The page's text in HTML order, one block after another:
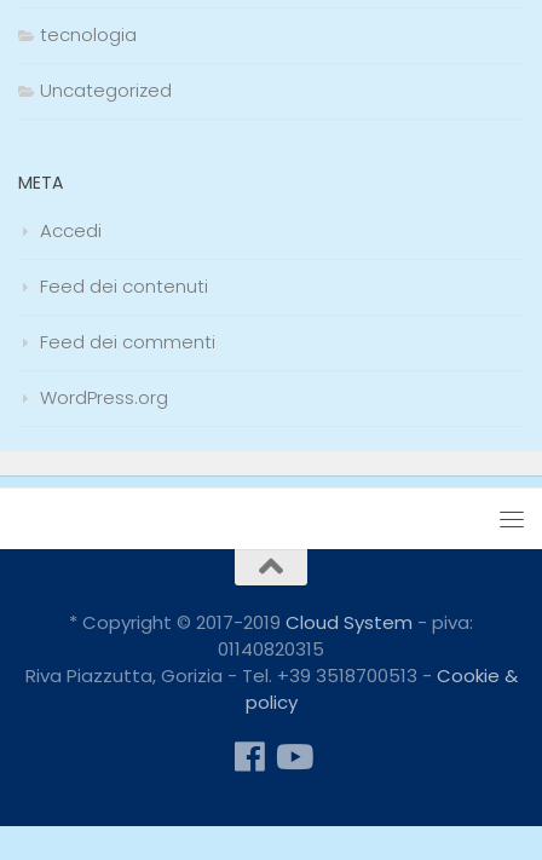
tecnologia
Uncategorized
META
Accedi
Feed dei contenuti
Feed dei commenti
WordPress.org
* Copyright © 2017-2019 Cloud System - piva:
01140820315
Riva Piazzutta, Gorizia - Tel. +39 3518700513 - Cookie &
policy